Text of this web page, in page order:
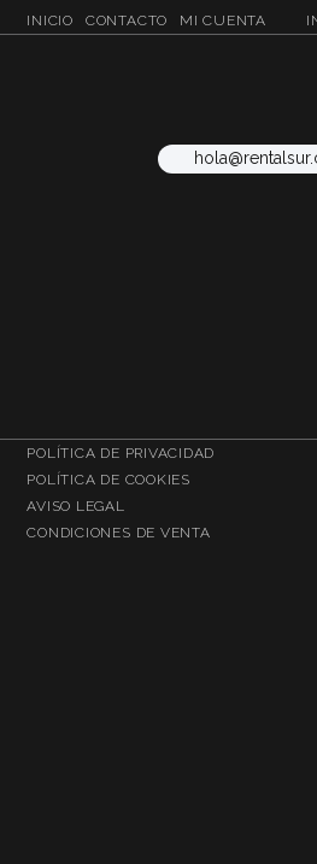
INICIO CONTACTO MI CUENTA
POLÍTICA DE PRIVACIDAD
POLÍTICA DE COOKIES
AVISO LEGAL
CONDICIONES DE VENTA